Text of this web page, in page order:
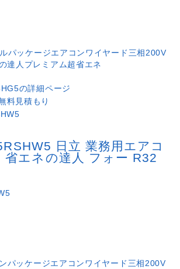
パッケージエアコンワイヤード 三相200V
達人プレミアム超省エネ
日立 業務用エアコ
省エネの達人 フォー R32
パッケージエアコンワイヤード 三相200V